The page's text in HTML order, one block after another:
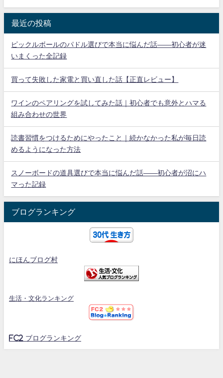
最近の投稿
ピックルボールのパドル選びで本当に悩んだ話——初心者が迷
いまくった全記録
買って失敗した家電と買い直した話【正直レビュー】
ワインのペアリングを試してみた話｜初心者でも意外とハマる
組み合わせの世界
読書習慣をつけるためにやったこと｜続かなかった私が毎日読
めるようになった方法
スノーボードの道具選びで本当に悩んだ話——初心者が沼にハ
マった記録
ブログランキング
にほんブログ村
生活・文化ランキング
FC2 ブログランキング